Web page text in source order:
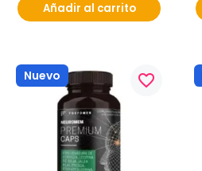
Añadir al carrito
Nuevo favorite_border